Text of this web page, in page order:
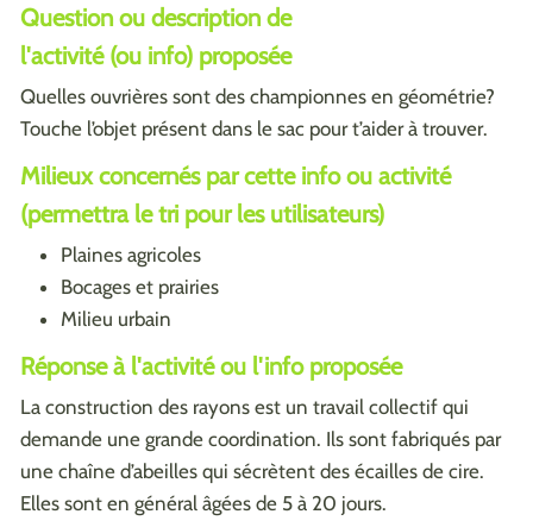
Question ou description de
l'activité (ou info) proposée
Quelles ouvrières sont des championnes en géométrie?
Touche l’objet présent dans le sac pour t’aider à trouver.
Milieux concernés par cette info ou activité
(permettra le tri pour les utilisateurs)
Plaines agricoles
Bocages et prairies
Milieu urbain
Réponse à l'activité ou l'info proposée
La construction des rayons est un travail collectif qui
demande une grande coordination. Ils sont fabriqués par
une chaîne d’abeilles qui sécrètent des écailles de cire.
Elles sont en général âgées de 5 à 20 jours.